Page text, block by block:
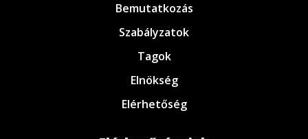
Bemutatkozás
Szabályzatok
Tagok
Elnökség
Elérhetőség